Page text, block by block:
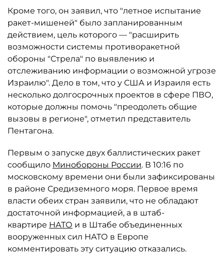
Кроме того, он заявил, что "летное испытание
ракет-мишеней" было запланированным
действием, цель которого — "расширить
возможности системы противоракетной
обороны "Стрела" по выявлению и
отслеживанию информации о возможной угрозе
Израилю". Дело в том, что у США и Израиля есть
несколько долгосрочных проектов в сфере ПВО,
которые должны помочь "преодолеть общие
вызовы в регионе", отметил представитель
Пентагона.
Первым о запуске двух баллистических ракет
сообщило Минобороны России. В 10:16 по
московскому времени они были зафиксированы
в районе Средиземного моря. Первое время
власти обеих стран заявили, что не обладают
достаточной информацией, а в штаб-
квартире НАТО и в Штабе объединенных
вооруженных сил НАТО в Европе
комментировать эту ситуацию отказались.